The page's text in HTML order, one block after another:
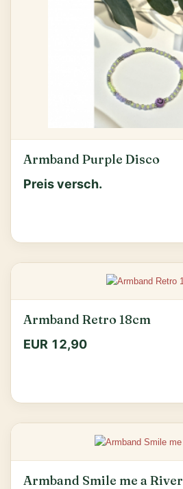
Armband Purple Disco
Preis versch.
Armband Retro 18cm
EUR 12,90
Armband Smile me a River